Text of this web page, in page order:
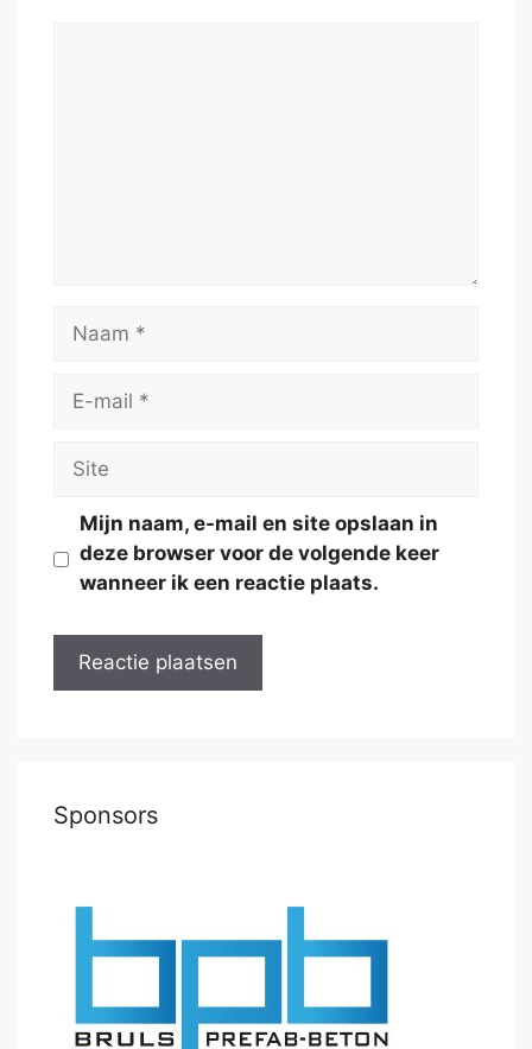
Naam
Site
Mijn naam, e-mail en site opslaan in
deze browser voor de volgende keer
wanneer ik een reactie plaats.
Sponsors